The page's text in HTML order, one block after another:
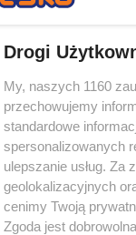
Drogi
My, naszych 1160
przechowujemy
standardowe
spersonalizowanych
ulepszanie usług. Za
geolokalizacyjnych
cenimy Twoją
Zgoda jest